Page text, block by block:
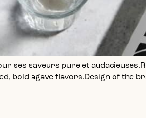
ses saveurs pure et
bold agave flavors.Design of the